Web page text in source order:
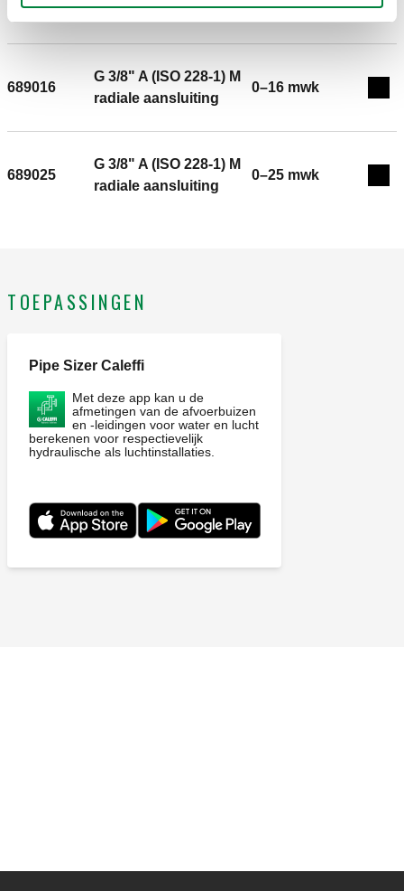
temperatuurbereik: -20–90 °C. Ø: 80 mm.
Nauwkeurigheidsklasse: Drukmeter UNI 2,5. schaal
689016
G 3/8" A (ISO 228-1) M
radiale aansluiting
0–16 mwk
689025
G 3/8" A (ISO 228-1) M
radiale aansluiting
0–25 mwk
TOEPASSINGEN
Pipe Sizer Caleffi
Met deze app kan u de
afmetingen van de afvoerbuizen
en -leidingen voor water en lucht
berekenen voor respectievelijk
hydraulische als luchtinstallaties.